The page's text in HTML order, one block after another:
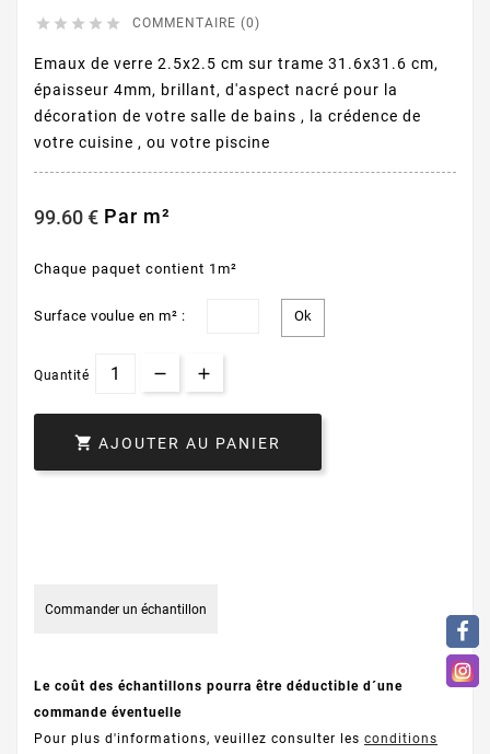
     COMMENTAIRE (0)
Emaux de verre 2.5x2.5 cm sur trame 31.6x31.6 cm,
épaisseur 4mm, brillant, d'aspect nacré pour la
décoration de votre salle de bains , la crédence de
votre cuisine , ou votre piscine
99.60 € Par m²
Chaque paquet contient 1m²
Surface voulue en m² :
Quantité
 AJOUTER AU PANIER
Commander un échantillon
Le coût des échantillons pourra être déductible d´une
commande éventuelle
Pour plus d'informations, veuillez consulter les conditions